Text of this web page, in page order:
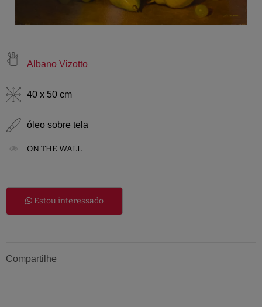
Albano Vizotto
40 x 50 cm
óleo sobre tela
ON THE WALL
Estou interessado
Compartilhe